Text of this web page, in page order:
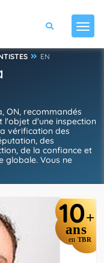
EN
ON, recommandés
l'objet d'une inspection
vérification des
des
de la confiance et
globale. Vous ne
10+
ans
en TBR